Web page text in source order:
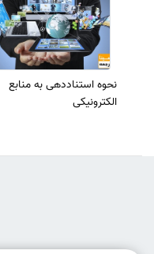
نحوه استناددهی به منابع
الکترونیکی